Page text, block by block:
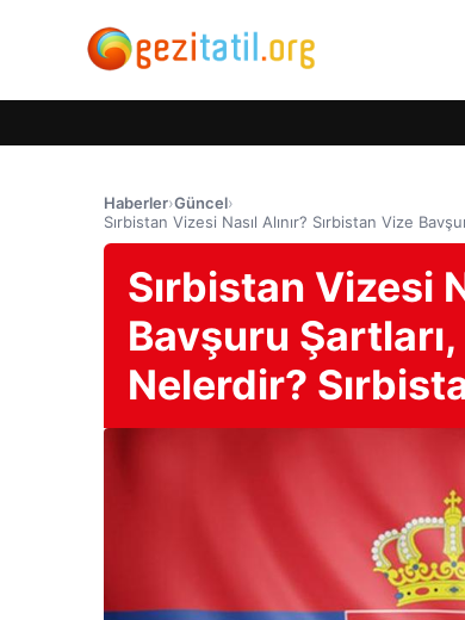
Haberler›Güncel›
Sırbistan Vizesi Nasıl Alınır? Sırbistan Vize
Sırbistan Vizesi
Bavşuru
Nelerdir?